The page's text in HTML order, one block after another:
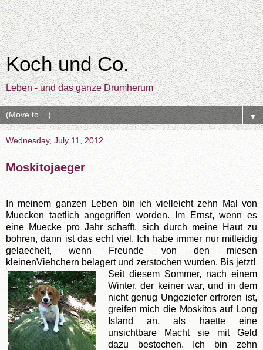
Koch und Co.
Leben - und das ganze Drumherum
▼
Wednesday, July 11, 2012
Moskitojaeger
In meinem ganzen Leben bin ich vielleicht zehn Mal von
Muecken taetlich angegriffen worden. Im Ernst, wenn es
eine Muecke pro Jahr schafft, sich durch meine Haut zu
bohren, dann ist das echt viel. Ich habe immer nur mitleidig
gelaechelt, wenn Freunde von den miesen
kleinenViehchern belagert und zerstochen wurden. Bis jetzt!
Seit diesem Sommer, nach einem
Winter, der keiner war, und in dem
nicht genug Ungeziefer erfroren ist,
greifen mich die Moskitos auf Long
Island an, als haette eine
unsichtbare Macht sie mit Geld
dazu bestochen. Ich bin zehn